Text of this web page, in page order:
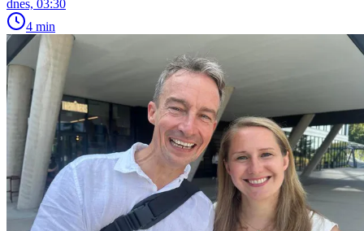
dnes, 03:30
4 min